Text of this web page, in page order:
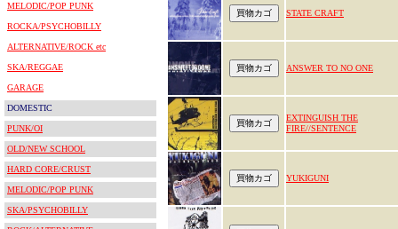
MELODIC/POP PUNK
ROCKA/PSYCHOBILLY
ALTERNATIVE/ROCK etc
SKA/REGGAE
GARAGE
DOMESTIC
PUNK/OI
OLD/NEW SCHOOL
HARD CORE/CRUST
MELODIC/POP PUNK
SKA/PSYCHOBILLY
STATE CRAFT
ANSWER TO NO ONE
EXTINGUISH THE
FIRE//SENTENCE
YUKIGUNI